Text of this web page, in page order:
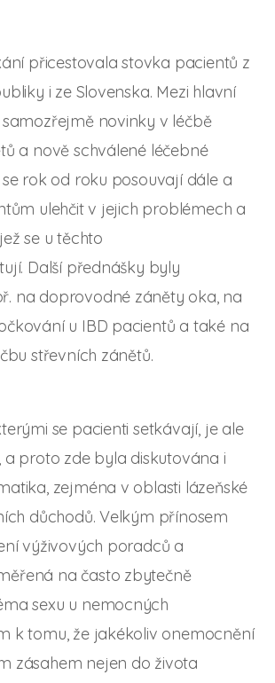
přicestovala stovka pacientů z
i ze Slovenska. Mezi hlavní
novinky v léčbě
a nově schválené léčebné
rok od roku posouvají dále a
ulehčit v jejich problémech a
se u těchto
Další přednášky byly
na doprovodné záněty oka, na
u IBD pacientů a také na
střevních zánětů.
se pacienti setkávají, je ale
a proto zde byla diskutována i
zejména v oblasti lázeňské
důchodů. Velkým přínosem
výživových poradců a
na často zbytečně
sexu u nemocných
k tomu, že jakékoliv onemocnění
zásahem nejen do života